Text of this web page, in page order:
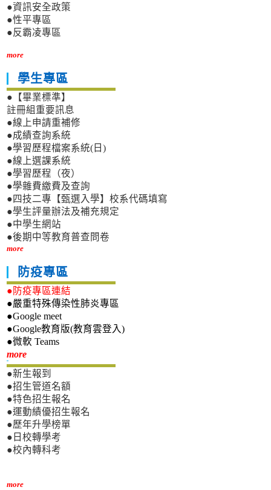
●資訊安全政策
●性平專區
●反霸凌專區
more
學生專區
●【畢業標準】
註冊組重要訊息
●線上申請重補修
●成績查詢系統
●學習歷程檔案系統(日)
●線上選課系統
●學習歷程（夜）
●學雜費繳費及查詢
●四技二專【甄選入學】校系代碼填寫
●學生評量辦法及補充規定
●中學生網站
●後期中等教育普查問卷
more
防疫專區
●防疫專區連結
●嚴重特殊傳染性肺炎專區
●Google meet
●Google教育版(教育雲登入)
●微軟 Teams
more新生專區
●新生報到
●招生管道名額
●特色招生報名
●運動績優招生報名
●歷年升學榜單
●日校轉學考
●校內轉科考
more